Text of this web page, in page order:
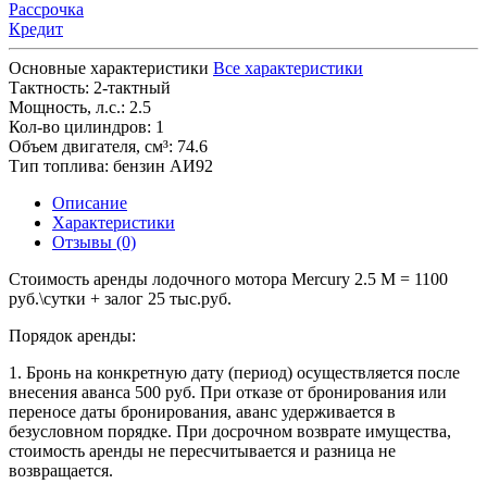
Рассрочка
Кредит
Основные характеристики Все характеристики
Тактность: 2-тактный
Мощность, л.с.: 2.5
Кол-во цилиндров: 1
Объем двигателя, см³: 74.6
Тип топлива: бензин АИ92
Описание
Характеристики
Отзывы (0)
Стоимость аренды лодочного мотора Mercury 2.5 M = 1100
руб.\сутки + залог 25 тыс.руб.
Порядок аренды:
1. Бронь на конкретную дату (период) осуществляется после
внесения аванса 500 руб. При отказе от бронирования или
переносе даты бронирования, аванс удерживается в
безусловном порядке. При досрочном возврате имущества,
стоимость аренды не пересчитывается и разница не
возвращается.